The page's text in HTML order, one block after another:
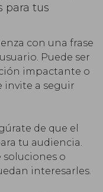
para tus
con una frase
Puede ser
impactante o
invite a seguir
de que el
tu audiencia.
soluciones o
interesarles.